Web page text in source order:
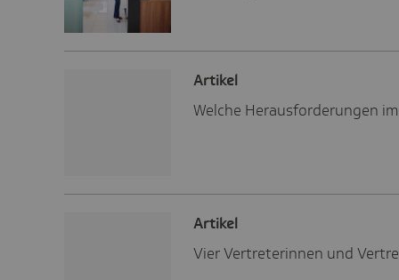
Artikel
Welche Herausforderungen
Artikel
Vier Vertreterinnen und